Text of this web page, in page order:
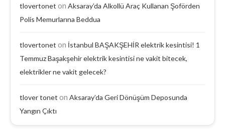
tlovertonet on Aksaray’da Alkollü Araç Kullanan Şoförden
Polis Memurlarına Beddua
tlovertonet on İstanbul BAŞAKŞEHİR elektrik kesintisi! 1
Temmuz Başakşehir elektrik kesintisi ne vakit bitecek,
elektrikler ne vakit gelecek?
tlover tonet on Aksaray’da Geri Dönüşüm Deposunda
Yangın Çıktı